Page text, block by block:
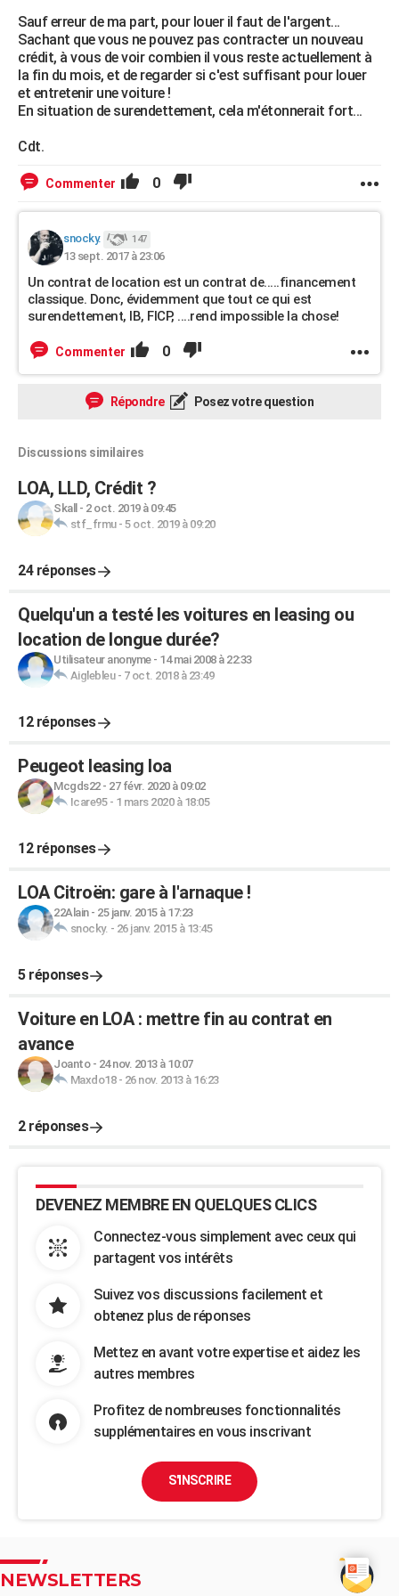
Sauf erreur de ma part, pour louer il faut de l'argent...
Sachant que vous ne pouvez pas contracter un nouveau
crédit, à vous de voir combien il vous reste actuellement à
la fin du mois, et de regarder si c'est suffisant pour louer
et entretenir une voiture !
En situation de surendettement, cela m'étonnerait fort...
Cdt.
Commenter 0
snocky. 147
13 sept. 2017 à 23:06
Un contrat de location est un contrat de.....financement
classique. Donc, évidemment que tout ce qui est
surendettement, IB, FICP, ....rend impossible la chose!
Commenter 0
Répondre Posez votre question
Discussions similaires
LOA, LLD, Crédit ?
Skall - 2 oct. 2019 à 09:45
stf_frmu- 5 oct. 2019 à 09:20
24 réponses
Quelqu'un a testé les voitures en leasing ou
location de longue durée?
Utilisateur anonyme- 14 mai 2008 à 22:33
Aiglebleu- 7 oct. 2018 à 23:49
12 réponses
Peugeot leasing loa
Mcgds22- 27 févr. 2020 à 09:02
Icare95- 1 mars 2020 à 18:05
12 réponses
LOA Citroën: gare à l'arnaque !
22Alain- 25 janv. 2015 à 17:23
snocky. - 26 janv. 2015 à 13:45
5 réponses
Voiture en LOA : mettre fin au contrat en
avance
Joanto- 24 nov. 2013 à 10:07
Maxdo18- 26 nov. 2013 à 16:23
2 réponses
DEVENEZ MEMBRE EN QUELQUES CLICS
Connectez-vous simplement avec ceux qui
partagent vos intérêts
Suivez vos discussions facilement et
obtenez plus de réponses
Mettez en avant votre expertise et aidez les
autres membres
Profitez de nombreuses fonctionnalités
supplémentaires en vous inscrivant
S'INSCRIRE
NEWSLETTERS